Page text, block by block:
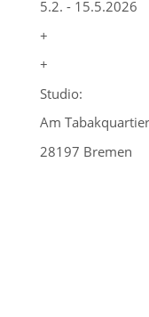
5.2. - 15.5.2026
+
+
Studio:
Am
28197 Bremen